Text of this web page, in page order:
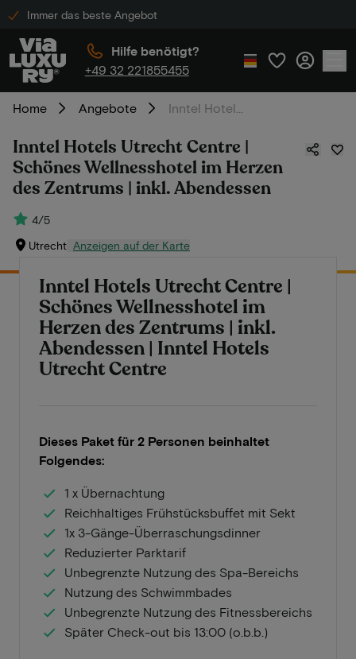
Immer das beste Angebot
Hilfe benötigt?
+49 32 221855455
Home Angebote
Inntel Hotels Utrecht Centre |
Schönes Wellnesshotel im Herzen
des Zentrums | inkl. Abendessen
4/5
Utrecht Anzeigen auf der Karte
Inntel Hotels Utrecht Centre |
Schönes Wellnesshotel im
Herzen des Zentrums | inkl.
Abendessen | Inntel Hotels
Utrecht Centre
Dieses Paket für 2 Personen beinhaltet
Folgendes:
1 x Übernachtung
Reichhaltiges Frühstücksbuffet mit Sekt
1x 3-Gänge-Überraschungsdinner
Reduzierter Parktarif
Unbegrenzte Nutzung des Spa-Bereichs
Nutzung des Schwimmbades
Unbegrenzte Nutzung des Fitnessbereichs
Später Check-out bis 13:00 (o.b.b.)